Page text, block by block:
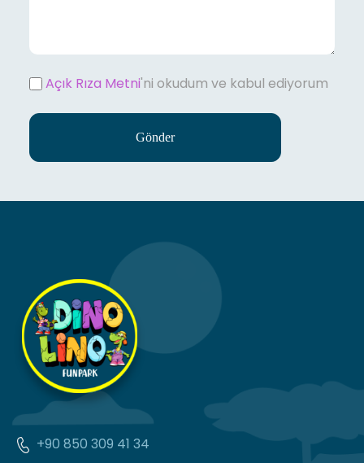
Açık Rıza Metni'ni okudum ve kabul ediyorum
+90 850 309 41 34